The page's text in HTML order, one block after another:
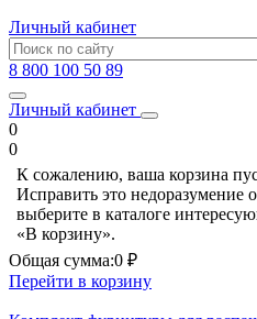
Личный кабинет
8 800 100 50 89
Личный кабинет
0
0
К сожалению, ваша корзина
Исправить это недоразумение
выберите в каталоге
«В корзину».
Общая сумма:0 ₽
Перейти в корзину